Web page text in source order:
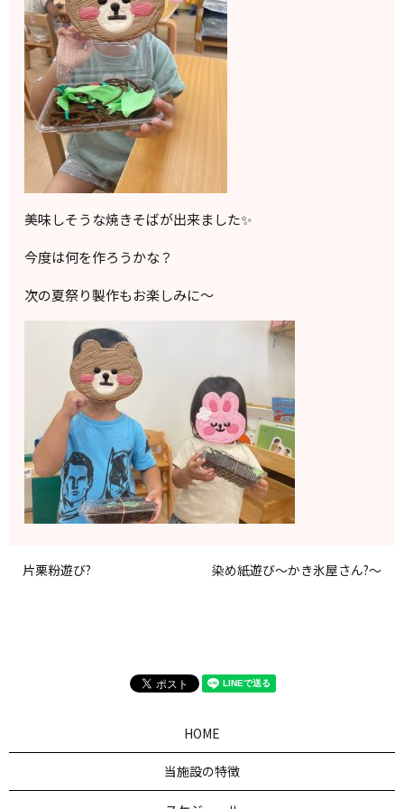
美味しそうな焼きそばが出来ました✨
今度は何を作ろうかな？
次の夏祭り製作もお楽しみに〜
片栗粉遊び? 染め紙遊び〜かき氷屋さん?〜
HOME
当施設の特徴